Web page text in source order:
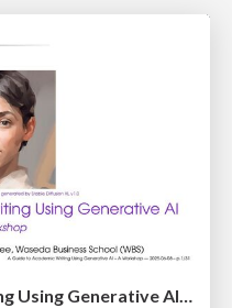
A Guide to Academic Writing Using Generative AI - A Workshop